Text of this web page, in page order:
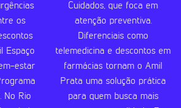
os
Espaço
estar
No Rio
Cuidados, que foca em
atenção preventiva.
Diferenciais como
telemedicina e descontos em
farmácias tornam o Amil
Prata uma solução prática
para quem busca mais